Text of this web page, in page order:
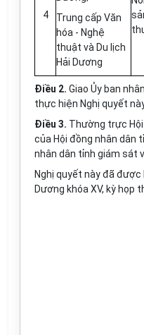
4
Trung cấp Văn
hóa - Nghệ
thuật và Du lịch
Hải Dương
Điều 2. Giao Ủy ban
thực hiện Nghị quyết
Điều 3. Thường trực
của Hội đồng nhân dân
nhân dân tỉnh giám sát
Nghị quyết này đã được
Dương khóa XV, kỳ họp